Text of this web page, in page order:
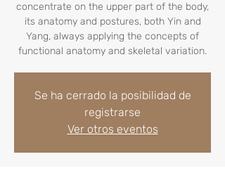
concentrate on the upper part of the body,
its anatomy and postures, both Yin and
Yang, always applying the concepts of
Se ha cerrado la posibilidad de
registrarse
Ver otros eventos